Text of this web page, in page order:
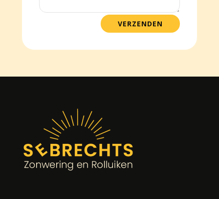
VERZENDEN